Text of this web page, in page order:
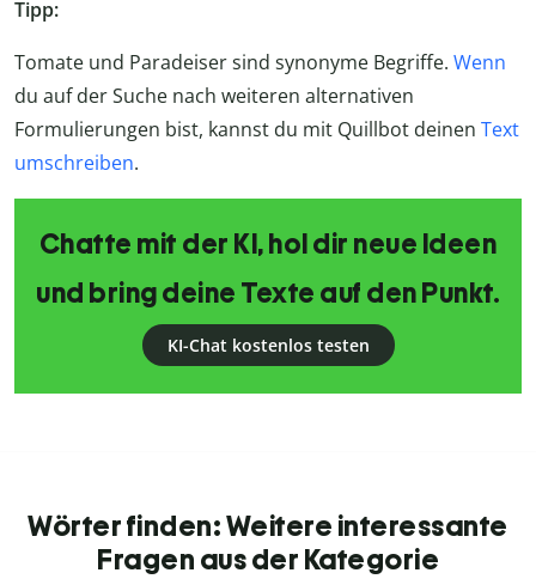
Tipp:
Tomate und Paradeiser sind synonyme Begriffe. Wenn
du auf der Suche nach weiteren alternativen
Formulierungen bist, kannst du mit Quillbot deinen Text
umschreiben.
Chatte mit der KI, hol dir neue Ideen
und bring deine Texte auf den Punkt.
KI-Chat kostenlos testen
Wörter finden: Weitere interessante
Fragen aus der Kategorie